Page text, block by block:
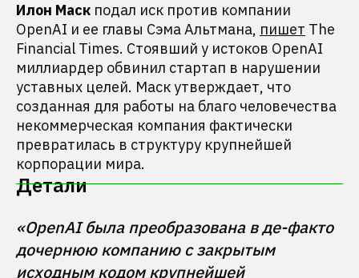
Илон Маск подал иск против компании
OpenAI и ее главы Сэма Альтмана, пишет The
Financial Times. Стоявший у истоков OpenAI
миллиардер обвинил стартап в нарушении
уставных целей. Маск утверждает, что
созданная для работы на благо человечества
некоммерческая компания фактически
превратилась в структуру крупнейшей
корпорации мира.
Детали
«OpenAI была преобразована в де-факто
дочернюю компанию с закрытым
исходным кодом крупнейшей